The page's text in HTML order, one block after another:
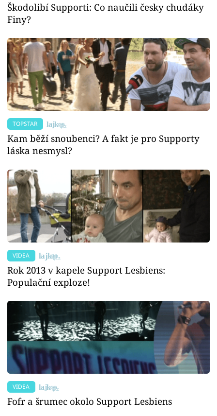
Škodolibí Supporti: Co naučili česky chudáky
Finy?
TOPSTAR
Kam běží snoubenci? A fakt je pro Supporty
láska nesmysl?
VIDEA
Rok 2013 v kapele Support Lesbiens:
Populační exploze!
VIDEA
Fofr a šrumec okolo Support Lesbiens